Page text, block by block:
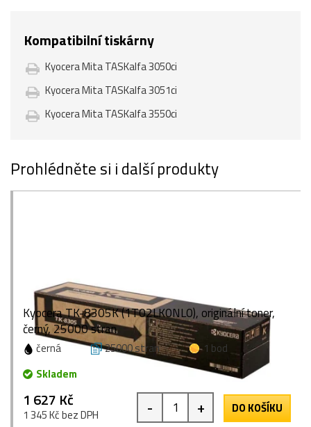
Kompatibilní tiskárny
Kyocera Mita TASKalfa 3050ci
Kyocera Mita TASKalfa 3051ci
Kyocera Mita TASKalfa 3550ci
Prohlédněte si i další produkty
Kyocera TK-8305K (1T02LK0NL0), originální toner,
černý, 25000 stran
černá 25000 stran
1 bod
Skladem
1 627 Kč
1 345 Kč bez DPH - + DO KOŠÍKU